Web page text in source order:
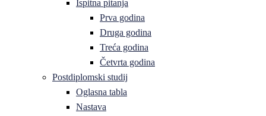
Ispitna pitanja
Prva godina
Druga godina
Treća godina
Četvrta godina
Postdiplomski studij
Oglasna tabla
Nastava